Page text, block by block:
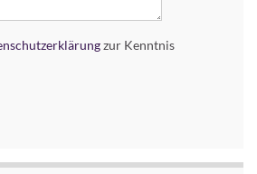
zur Kenntnis